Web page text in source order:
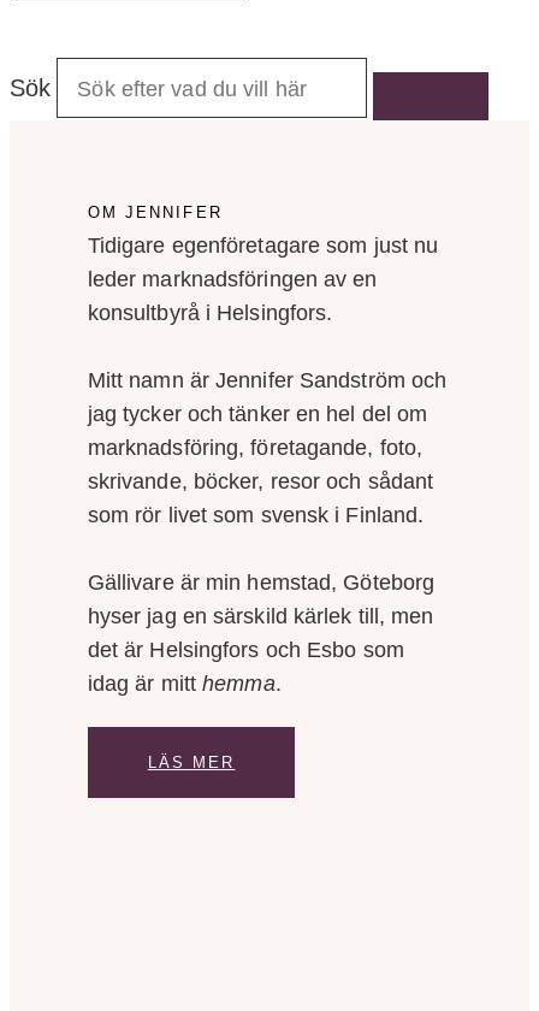
Sök
OM JENNIFER
Tidigare egenföretagare som just nu
leder marknadsföringen av en
konsultbyrå i Helsingfors.
Mitt namn är Jennifer Sandström och
jag tycker och tänker en hel del om
marknadsföring, företagande, foto,
skrivande, böcker, resor och sådant
som rör livet som svensk i Finland.
Gällivare är min hemstad, Göteborg
hyser jag en särskild kärlek till, men
det är Helsingfors och Esbo som
idag är mitthemma.
LÄS MER